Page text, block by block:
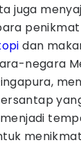
juga
penikmat
dan
negara